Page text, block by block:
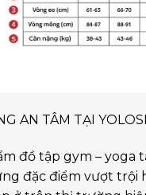
AN TÂM TẠI
đồ tập gym – yoga
đặc điểm vượt trội